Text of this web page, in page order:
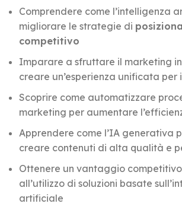
Comprendere come l’intelligenza
migliorare le strategie di
competitivo
Imparare a sfruttare il marketing
creare un’esperienza unificata per
Scoprire come automatizzare
marketing per aumentare
Apprendere come l’IA generativa
creare contenuti di alta qualità e
Ottenere un vantaggio
all’utilizzo di soluzioni basate
artificiale